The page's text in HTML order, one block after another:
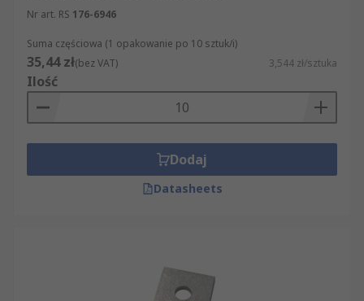
Nr art. RS 176-6946
Suma częściowa (1 opakowanie po 10 sztuk/i)
35,44 zł(bez VAT) 3,544 zł/sztuka
Ilość
Dodaj
Datasheets